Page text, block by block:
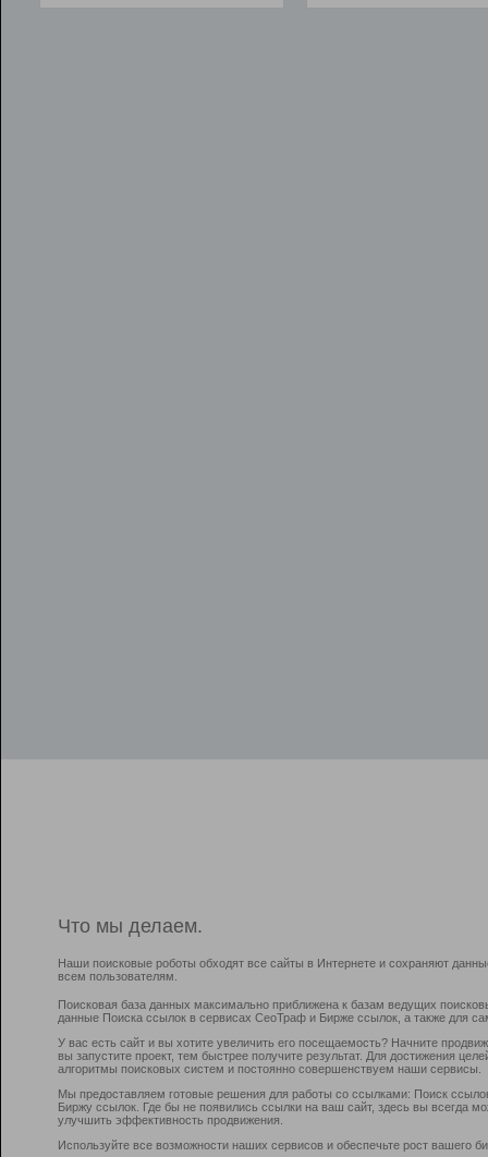
Что мы делаем.
Наши поисковые роботы обходят все сайты в Интернете и сохраняют
всем пользователям.
Поисковая база данных максимально приближена к базам ведущих
данные Поиска ссылок в сервисах СеоТраф и Бирже ссылок, а также для
У вас есть сайт и вы хотите увеличить его посещаемость? Начните
вы запустите проект, тем быстрее получите результат. Для достижения
алгоритмы поисковых систем и постоянно совершенствуем наши сервисы.
Мы предоставляем готовые решения для работы со ссылками: Поиск
Биржу ссылок. Где бы не появились ссылки на ваш сайт, здесь вы всегда
улучшить эффективность продвижения.
Используйте все возможности наших сервисов и обеспечьте рост вашего